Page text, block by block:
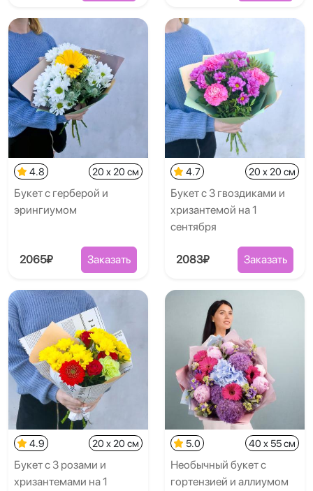
4.8 20 x 20 см
Букет с герберой и
эрингиумом
2065₽ Заказать
4.7 20 x 20 см
Букет с 3 гвоздиками и
хризантемой на 1
сентября
2083₽ Заказать
4.9 20 x 20 см
Букет с 3 розами и
хризантемами на 1
5.0 40 x 55 см
Необычный букет с
гортензией и аллиумом